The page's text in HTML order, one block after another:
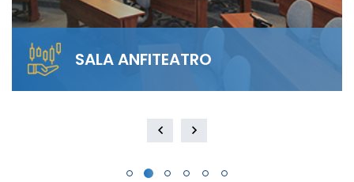
SALA ANFITEATRO
Alquila nuestra Sala Anfiteatro para 40
personas. El diseño escalonado garantiza